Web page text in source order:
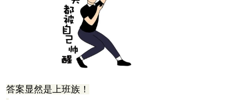
答案显然是上班族！